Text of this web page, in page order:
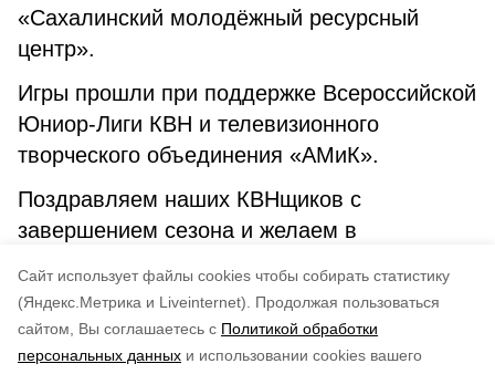
Cайт использует файлы cookies чтобы собирать статистику
(Яндекс.Метрика и Liveinternet).
Продолжая пользоваться
сайтом, Вы соглашаетесь с Политикой обработки
персональных данных и использовании cookies вашего
«Сахалинский молодёжный ресурсный
центр».
Игры прошли при поддержке Всероссийской
Юниор-Лиги КВН и телевизионного
творческого объединения «АМиК».
Поздравляем наших КВНщиков с
завершением сезона и желаем в
высших результатов.
по оценке